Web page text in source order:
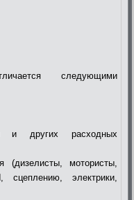
следующими
и других расходных
(дизелисты, мотористы,
электрики,